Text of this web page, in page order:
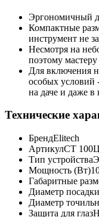
Эргономичный
Компактные
инструмент не
Несмотря на
поэтому
Для включения
особых условий
на даче и даже в
Технические
БрендElitech
АртикулСТ
Тип устройства
Мощность (Вт)
Габаритные
Диаметр
Диаметр
Защита для глаз